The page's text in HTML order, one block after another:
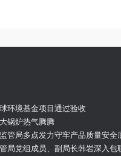
环境基金项目通过验收
锅炉热气腾腾
管局多点发力守牢产品质量安全
局党组成员、副局长韩岩深入包